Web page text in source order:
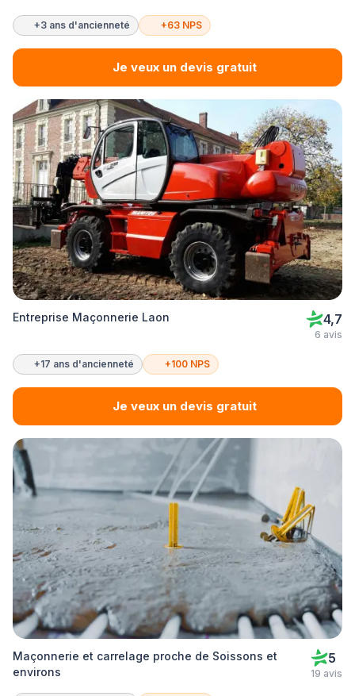
+3 ans d'ancienneté +63 NPS
Je veux un devis gratuit
Entreprise Maçonnerie Laon 4,7
6 avis
+17 ans d'ancienneté +100 NPS
Je veux un devis gratuit
Maçonnerie et carrelage proche de Soissons et
environs
5
19 avis